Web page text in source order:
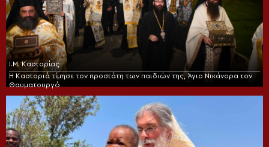
Ι.Μ. Καστορίας
Η Καστοριά τίμησε τον προστάτη των παιδιών της, Άγιο Νικάνορα τον
Θαυματουργό